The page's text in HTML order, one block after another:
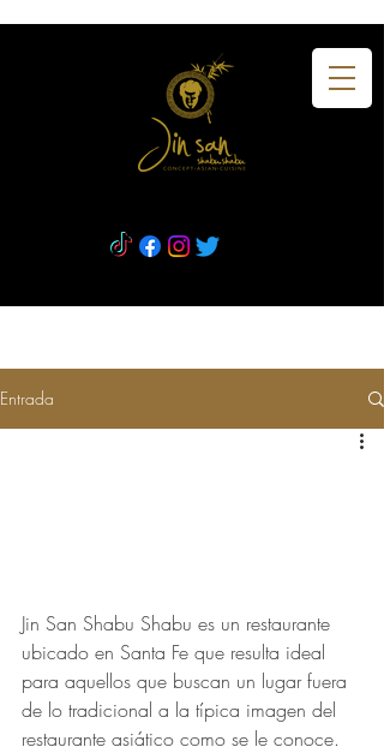
Entrada
Jin San Shabu Shabu es un restaurante
ubicado en Santa Fe que resulta ideal
para aquellos que buscan un lugar fuera
de lo tradicional a la típica imagen del
restaurante asiático como se le conoce.